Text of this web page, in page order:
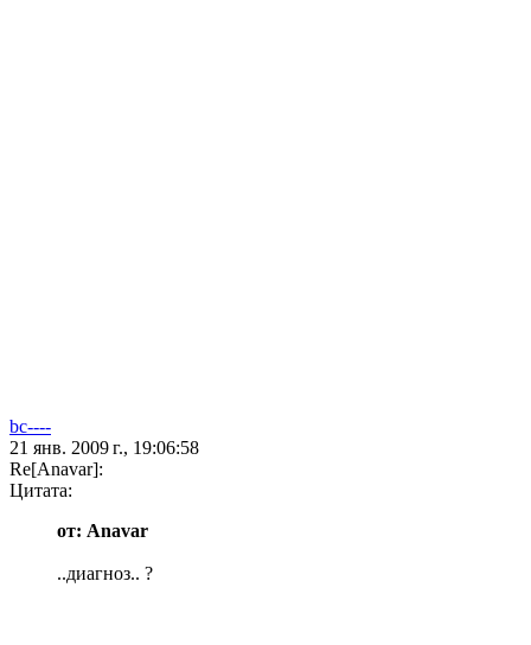
bc----
21 янв. 2009 г., 19:06:58
Re[Anavar]:
Цитата:
от: Anavar
..диагноз.. ?